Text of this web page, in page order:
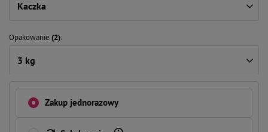
Kaczka
Opakowanie (2)
3 kg
Zakup jednorazowy